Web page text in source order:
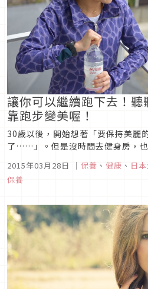
讓你可以繼續跑下去！
靠跑步變美喔！
30歲以後，開始想著「要保持美麗
了……」。但是沒時間去健身房，
也是這樣的女性，那我們推薦妳去
跑，而且也不用花錢呢。 可以減肥
2015年03月28日 ｜ 保養 、 健康 、 日
保養